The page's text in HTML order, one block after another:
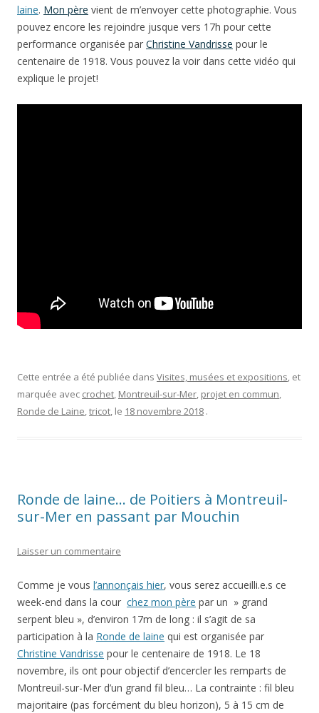
laine. Mon père vient de m’envoyer cette photographie. Vous
pouvez encore les rejoindre jusque vers 17h pour cette
performance organisée par Christine Vandrisse pour le
centenaire de 1918. Vous pouvez la voir dans cette vidéo qui
explique le projet!
Cette entrée a été publiée dans Visites, musées et expositions, et
marquée avec crochet, Montreuil-sur-Mer, projet en commun,
Ronde de Laine,tricot, le 18 novembre 2018 .
Ronde de laine… de Poitiers à Montreuil-
sur-Mer en passant par Mouchin
Laisser un commentaire
Comme je vous l’annonçais hier, vous serez accueilli.e.s ce
week-end dans la cour chez mon père par un » grand
serpent bleu », d’environ 17m de long : il s’agit de sa
participation à la Ronde de laine qui est organisée par
Christine Vandrisse pour le centenaire de 1918. Le 18
novembre, ils ont pour objectif d’encercler les remparts de
Montreuil-sur-Mer d’un grand fil bleu… La contrainte : fil bleu
majoritaire (pas forcément du bleu horizon), 5 à 15 cm de